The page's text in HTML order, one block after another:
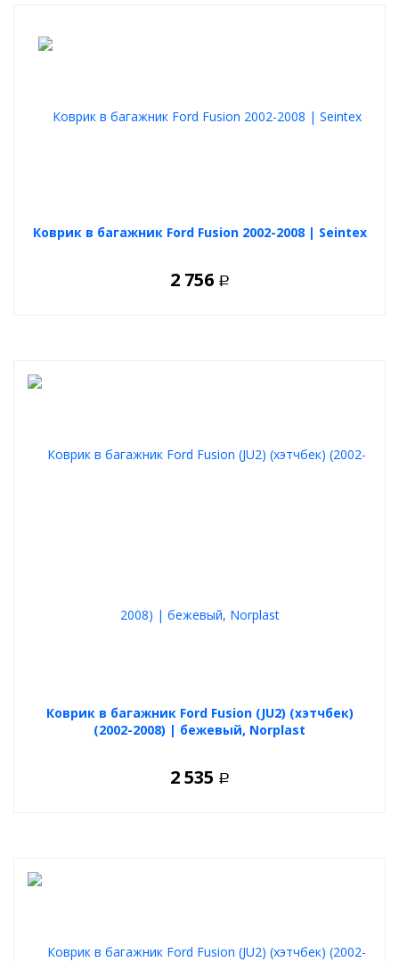
Коврик в багажник Ford Fusion 2002-2008 | Seintex
2 756 Р
Коврик в багажник Ford Fusion (JU2) (хэтчбек)
(2002-2008) | бежевый, Norplast
2 535 Р